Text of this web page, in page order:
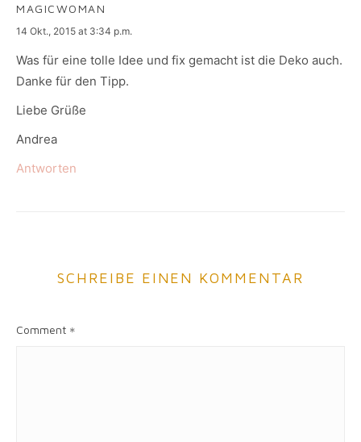
MAGICWOMAN
says:
14 Okt., 2015 at 3:34 p.m.
Was für eine tolle Idee und fix gemacht ist die Deko auch.
Danke für den Tipp.
Liebe Grüße
Andrea
Antworten
SCHREIBE EINEN KOMMENTAR
Comment *